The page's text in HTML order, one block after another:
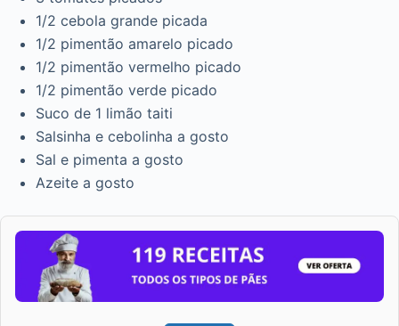
1/2 cebola grande picada
1/2 pimentão amarelo picado
1/2 pimentão vermelho picado
1/2 pimentão verde picado
Suco de 1 limão taiti
Salsinha e cebolinha a gosto
Sal e pimenta a gosto
Azeite a gosto